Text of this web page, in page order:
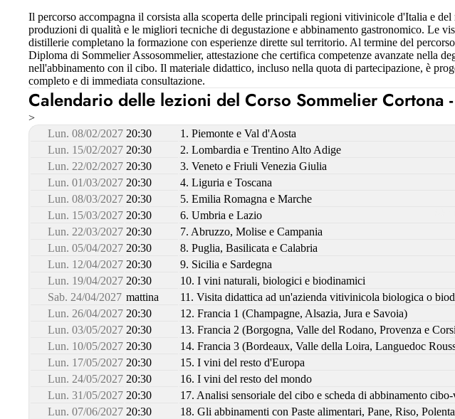
Il percorso accompagna il corsista alla scoperta delle principali regioni vitivinicole d'Italia e
produzioni di qualità e le migliori tecniche di degustazione e abbinamento gastronomico. Le
distillerie completano la formazione con esperienze dirette sul territorio. Al termine del
Diploma di Sommelier Assosommelier, attestazione che certifica competenze avanzate nella
nell'abbinamento con il cibo. Il materiale didattico, incluso nella quota di partecipazione, è
completo e di immediata consultazione.
Calendario delle lezioni del Corso Sommelier Cortona -
>
Lun. 08/02/2027 20:30
1. Piemonte e Val d'Aosta
Lun. 15/02/2027 20:30
2. Lombardia e Trentino Alto Adige
Lun. 22/02/2027 20:30
3. Veneto e Friuli Venezia Giulia
Lun. 01/03/2027 20:30
4. Liguria e Toscana
Lun. 08/03/2027 20:30
5. Emilia Romagna e Marche
Lun. 15/03/2027 20:30
6. Umbria e Lazio
Lun. 22/03/2027 20:30
7. Abruzzo, Molise e Campania
Lun. 05/04/2027 20:30
8. Puglia, Basilicata e Calabria
Lun. 12/04/2027 20:30
9. Sicilia e Sardegna
Lun. 19/04/2027 20:30
10. I vini naturali, biologici e biodinamici
Sab. 24/04/2027 mattina
11. Visita didattica ad un'azienda vitivinicola biologica o
Lun. 26/04/2027 20:30
12. Francia 1 (Champagne, Alsazia, Jura e Savoia)
Lun. 03/05/2027 20:30
13. Francia 2 (Borgogna, Valle del Rodano, Provenza e
Lun. 10/05/2027 20:30
14. Francia 3 (Bordeaux, Valle della Loira, Languedoc
Lun. 17/05/2027 20:30
15. I vini del resto d'Europa
Lun. 24/05/2027 20:30
16. I vini del resto del mondo
Lun. 31/05/2027 20:30
17. Analisi sensoriale del cibo e scheda di abbinamento
Lun. 07/06/2027 20:30
18. Gli abbinamenti con Paste alimentari, Pane, Riso,